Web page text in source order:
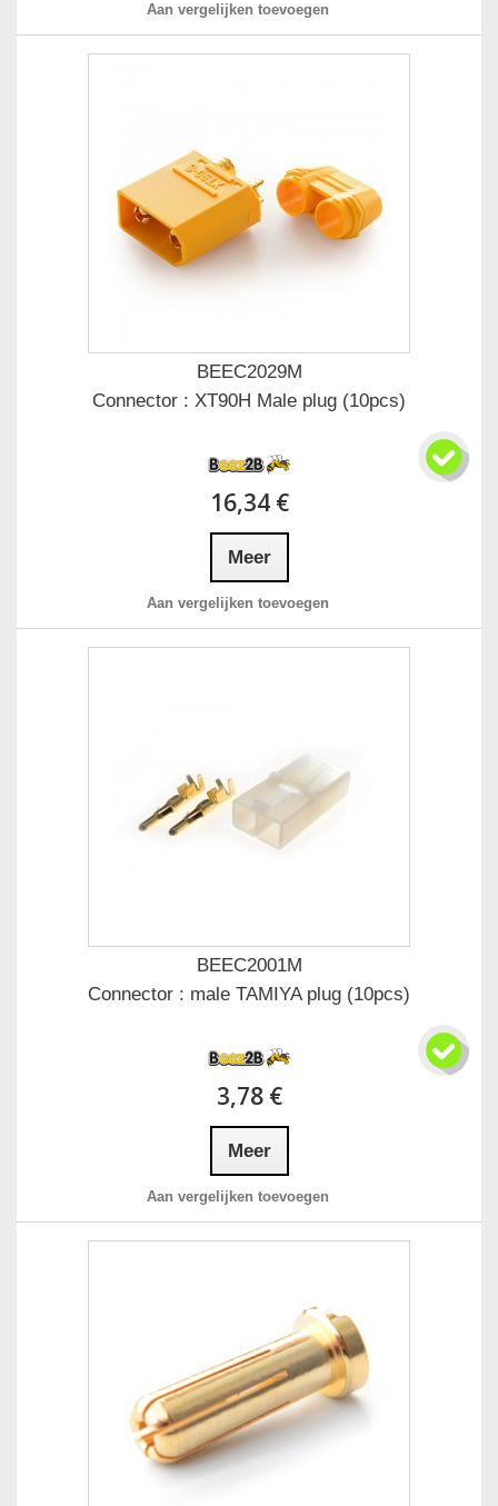
Aan vergelijken toevoegen
BEEC2029M
Connector : XT90H Male plug (10pcs)
16,34 €
Meer
Aan vergelijken toevoegen
BEEC2001M
Connector : male TAMIYA plug (10pcs)
3,78 €
Meer
Aan vergelijken toevoegen